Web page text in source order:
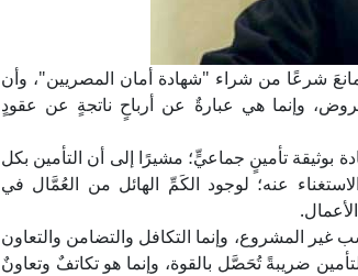
مانعَ شرعًا من شراء "شهادة أمان المصريين"، وأن
وإنما هي عبارةٌ عن أرباحٍ ناتجةٍ عن عقودٍ
بوثيقة تأمينٍ جماعيٍّ؛ مشيرًا إلى أن التأمين بكل
عنه؛ لوجود الكَمِّ الهائل من العُمَّال في
المشروع، وإنما التكافل والتضامن والتعاون
ضريبةً تُحَصَّل بالقوة، وإنما هو تكاتفٌ وتعاونٌ